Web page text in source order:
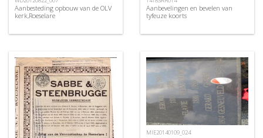
Aanbesteding opbouw van de OLV
kerk,Roeselare
Aanbevelingen en bevelen van
tyfeuze koorts
MIE20140109_024